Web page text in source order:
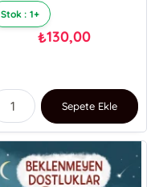
Stok : 1+
₺130,00
Sepete Ekle